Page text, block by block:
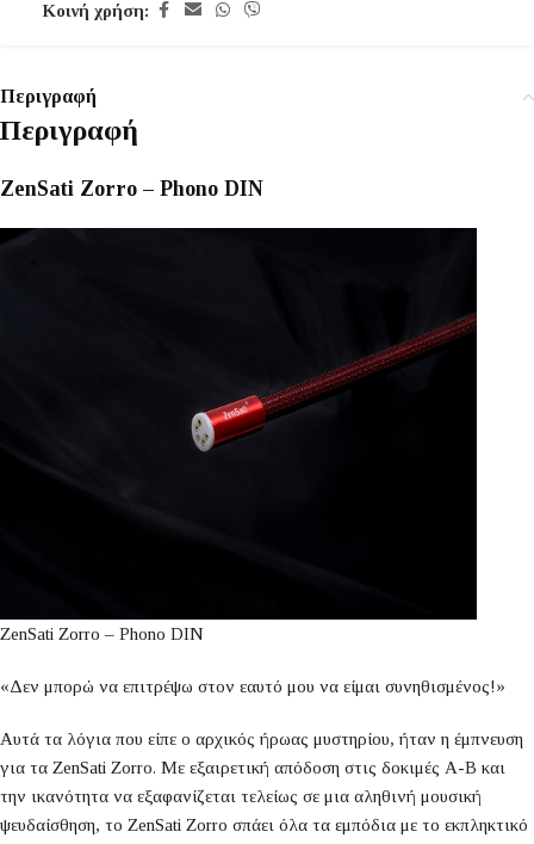
Κοινή χρήση:
Περιγραφή
Περιγραφή
ZenSati Zorro – Phono DIN
ZenSati Zorro – Phono DIN
«Δεν μπορώ να επιτρέψω στον εαυτό μου να είμαι συνηθισμένος!»
Αυτά τα λόγια που είπε ο αρχικός ήρωας μυστηρίου, ήταν η έμπνευση
για τα ZenSati Zorro. Με εξαιρετική απόδοση στις δοκιμές A-B και
την ικανότητα να εξαφανίζεται τελείως σε μια αληθινή μουσική
ψευδαίσθηση, το ZenSati Zorro σπάει όλα τα εμπόδια με το εκπληκτικό